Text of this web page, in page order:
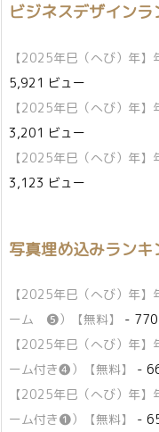
ビジネスデザインラ
【2025年巳（へび）年】
5,921 ビュー
【2025年巳（へび）年
3,201 ビュー
【2025年巳（へび）年】
3,123 ビュー
写真埋め込みランキ
【2025年巳（へび）年
ーム ❺）【無料】
- 770
【2025年巳（へび）年
ーム付き❹）【無料】
-
【2025年巳（へび）年
ーム付き❶）【無料】
-